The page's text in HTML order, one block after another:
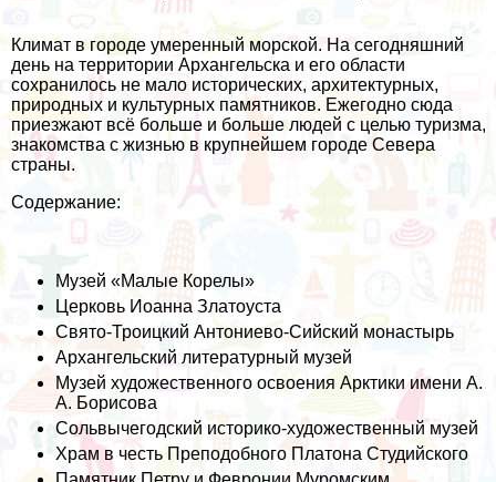
Климат в городе умеренный морской. На сегодняшний
день на территории Архангельска и его области
сохранилось не мало исторических, архитектурных,
природных и культурных памятников. Ежегодно сюда
приезжают всё больше и больше людей с целью туризма,
знакомства с жизнью в крупнейшем городе Севера
страны.
Содержание:
Музей «Малые Корелы»
Церковь Иоанна Златоуста
Свято-Троицкий Антониево-Сийский монастырь
Архангельский литературный музей
Музей художественного освоения Арктики имени А.
А. Борисова
Сольвычегодский историко-художественный музей
Храм в честь Преподобного Платона Студийского